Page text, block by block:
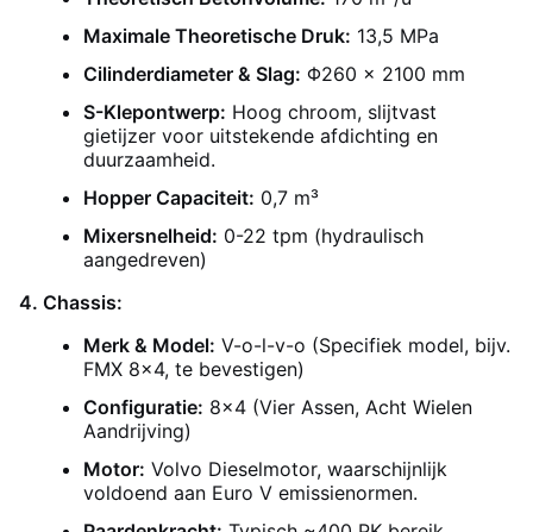
Maximale Theoretische Druk: 13,5 MPa
Cilinderdiameter & Slag: Φ260 × 2100 mm
S-Klepontwerp: Hoog chroom, slijtvast
gietijzer voor uitstekende afdichting en
duurzaamheid.
Hopper Capaciteit: 0,7 m³
Mixersnelheid: 0-22 tpm (hydraulisch
aangedreven)
4. Chassis:
Merk & Model: V-o-l-v-o (Specifiek model, bijv.
FMX 8x4, te bevestigen)
Configuratie: 8x4 (Vier Assen, Acht Wielen
Aandrijving)
Motor: Volvo Dieselmotor, waarschijnlijk
voldoend aan Euro V emissienormen.